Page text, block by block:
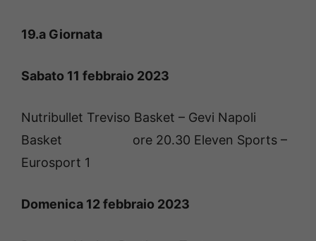
19.a Giornata
Sabato 11 febbraio 2023
Nutribullet Treviso Basket – Gevi Napoli
Basket ore 20.30 Eleven Sports –
Eurosport 1
Domenica 12 febbraio 2023